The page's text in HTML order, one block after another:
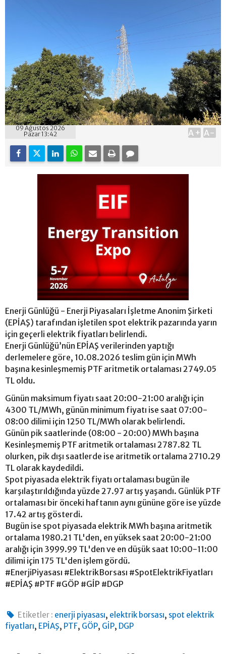
09 Ağustos 2026
Pazar 13:42
A+ A-
Enerji Günlüğü - Enerji Piyasaları İşletme Anonim Şirketi
(EPİAŞ) tarafından işletilen spot elektrik pazarında yarın
için geçerli elektrik fiyatları belirlendi.
Enerji Günlüğü’nün EPİAŞ verilerinden yaptığı
derlemelere göre, 10.08.2026 teslim gün için MWh
başına kesinleşmemiş PTF aritmetik ortalaması 2749.05
TL oldu.
Günün maksimum fiyatı saat 20:00-21:00 aralığı için
4300 TL/MWh, günün minimum fiyatı ise saat 07:00-
08:00 dilimi için 1250 TL/MWh olarak belirlendi.
Günün pik saatlerinde (08:00 - 20:00) MWh başına
Kesinleşmemiş PTF aritmetik ortalaması 2787.82 TL
olurken, pik dışı saatlerde ise aritmetik ortalama 2710.29
TL olarak kaydedildi.
Spot piyasada elektrik fiyatı ortalaması bugün ile
karşılaştırıldığında yüzde 27.97 artış yaşandı. Günlük PTF
ortalaması bir önceki haftanın aynı gününe göre ise yüzde
17.42 artış gösterdi.
Bugün ise spot piyasada elektrik MWh başına aritmetik
ortalama 1980.21 TL'den, en yüksek saat 20:00-21:00
aralığı için 3999.99 TL'den ve en düşük saat 10:00-11:00
dilimi için 175 TL'den işlem gördü.
#EnerjiPiyasası #ElektrikBorsası #SpotElektrikFiyatları
#EPİAŞ #PTF #GÖP #GİP #DGP
Etiketler : enerji piyasası, elektrik borsası, spot elektrik
fiyatları, EPİAŞ, PTF, GÖP, GİP, DGP